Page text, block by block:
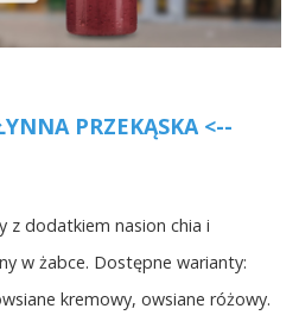
PRZEKĄSKA <--
z dodatkiem nasion chia i
w żabce. Dostępne warianty:
kremowy, owsiane różowy.